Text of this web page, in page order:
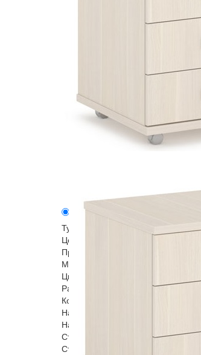
Описание
Тумба подкатная V 91 серии
Цена: 10885 руб
Производитель: Экспро
Материал: ЛДСП Топ 25 мм,
Цвет: дуб кобург, кентербери, дуб
Размеры: Ширина 450 мм,
Количество ящиков: 3, нагрузка
Наличие замка: Да, на верхнем
Наличие колесиков: Да, 4 колеса.
Стиль: Современный, офисный.
Страна происхождения: Россия.